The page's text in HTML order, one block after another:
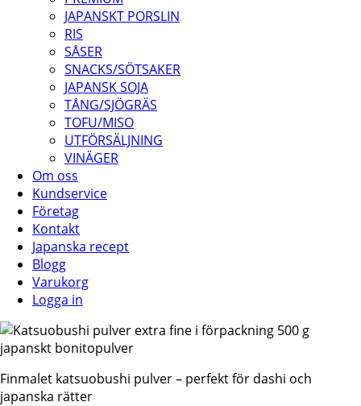
JAPANSKT PORSLIN
RIS
SÅSER
SNACKS/SÖTSAKER
JAPANSK SOJA
TÅNG/SJÖGRÄS
TOFU/MISO
UTFÖRSÄLJNING
VINÄGER
Om oss
Kundservice
Företag
Kontakt
Japanska recept
Blogg
Varukorg
Logga in
Finmalet katsuobushi pulver – perfekt för dashi och
japanska rätter